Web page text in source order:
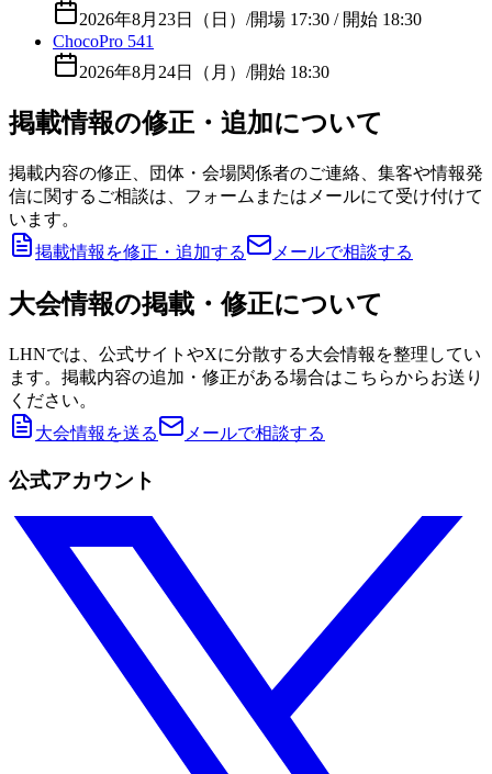
2026年8月23日（日） /開場 17:30 / 開始 18:30
ChocoPro 541
2026年8月24日（月） /開始 18:30
掲載情報の修正・追加について
掲載内容の修正、団体・会場関係者のご連絡、集客や情報発
信に関するご相談は、フォームまたはメールにて受け付けて
います。
掲載情報を修正・追加する
メールで相談する
大会情報の掲載・修正について
LHNでは、公式サイトやXに分散する大会情報を整理してい
ます。掲載内容の追加・修正がある場合はこちらからお送り
ください。
大会情報を送る
メールで相談する
公式アカウント